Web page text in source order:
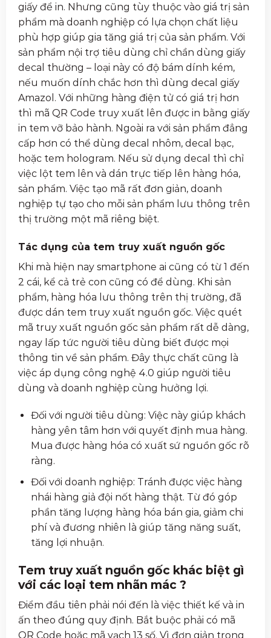
giấy để in. Nhưng cũng tùy thuộc vào giá trị sản
phẩm mà doanh nghiệp có lựa chọn chất liệu
phù hợp giúp gia tăng giá trị của sản phẩm. Với
sản phẩm nội trợ tiêu dùng chỉ chần dùng giấy
decal thường – loại này có độ bám dính kém,
nếu muốn dính chắc hơn thì dùng decal giấy
Amazol. Với những hàng điện tử có giá trị hơn
thì mã QR Code truy xuất lên được in bằng giấy
in tem vỡ bảo hành. Ngoài ra với sản phẩm đẳng
cấp hơn có thể dùng decal nhôm, decal bạc,
hoặc tem hologram. Nếu sử dụng decal thì chỉ
việc lột tem lên và dán trực tiếp lên hàng hóa,
sản phẩm. Việc tạo mã rất đơn giản, doanh
nghiệp tự tạo cho mỗi sản phẩm lưu thông trên
thị trường một mã riêng biệt.
Tác dụng của tem truy xuất nguồn gốc
Khi mà hiện nay smartphone ai cũng có từ 1 đến
2 cái, kể cả trẻ con cũng có để dùng. Khi sản
phẩm, hàng hóa lưu thông trên thị trường, đã
được dán tem truy xuất nguồn gốc. Việc quét
mã truy xuất nguồn gốc sản phẩm rất dễ dàng,
ngay lấp tức người tiêu dùng biết được mọi
thông tin về sản phẩm. Đây thực chất cũng là
việc áp dụng công nghệ 4.0 giúp người tiêu
dùng và doanh nghiệp cùng hưởng lợi.
Đối với người tiêu dùng: Việc này giúp khách
hàng yên tâm hơn với quyết định mua hàng.
Mua được hàng hóa có xuất sứ nguồn gốc rõ
ràng.
Đối với doanh nghiệp: Tránh được việc hàng
nhái hàng giả đội nốt hàng thật. Từ đó góp
phần tăng lượng hàng hóa bán gia, giảm chi
phí và đương nhiên là giúp tăng năng suất,
tăng lợi nhuận.
Tem truy xuất nguồn gốc khác biệt gì
với các loại tem nhãn mác ?
Điểm đầu tiên phải nói đến là việc thiết kế và in
ấn theo đúng quy định. Bắt buộc phải có mã
QR Code hoặc mã vạch 13 số. Vì đơn giản trong